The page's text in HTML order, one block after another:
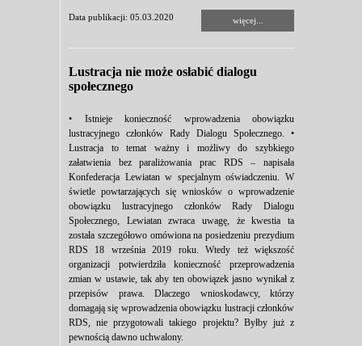
Data publikacji: 05.03.2020 więcej...
Lustracja nie może osłabić dialogu
społecznego
• Istnieje konieczność wprowadzenia obowiązku
lustracyjnego członków Rady Dialogu Społecznego. •
Lustracja to temat ważny i możliwy do szybkiego
załatwienia bez paraliżowania prac RDS – napisała
Konfederacja Lewiatan w specjalnym oświadczeniu. W
świetle powtarzających się wniosków o wprowadzenie
obowiązku lustracyjnego członków Rady Dialogu
Społecznego, Lewiatan zwraca uwagę, że kwestia ta
została szczegółowo omówiona na posiedzeniu prezydium
RDS 18 września 2019 roku. Wtedy też większość
organizacji potwierdziła konieczność przeprowadzenia
zmian w ustawie, tak aby ten obowiązek jasno wynikał z
przepisów prawa. Dlaczego wnioskodawcy, którzy
domagają się wprowadzenia obowiązku lustracji członków
RDS, nie przygotowali takiego projektu? Byłby już z
pewnością dawno uchwalony.